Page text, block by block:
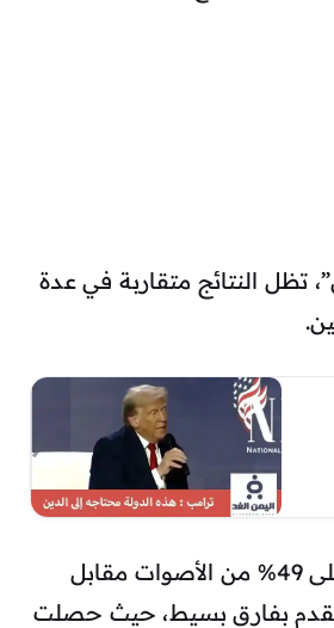
تظل النتائج متقاربة في عدة
، يتقدم ترامب بنسبة ضئيلة، حيث حصل على 49% من الأصوات مقابل
بفارق بسيط، حيث حصلت